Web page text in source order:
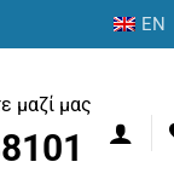
EN
μαζί μας